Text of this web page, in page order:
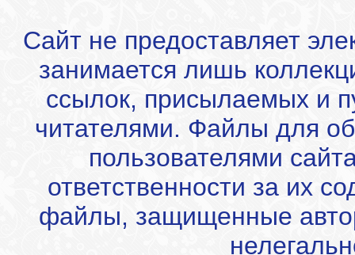
Сайт не предоставляет
занимается лишь
ссылок, присылаемых и
читателями. Файлы для
пользователями
ответственности за их
файлы, защищенные